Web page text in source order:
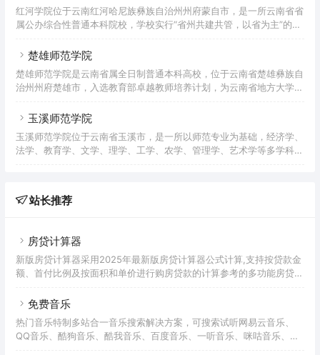
高、副高职称162人，具有硕士、博士学位184人。占地1382.16亩，总
建筑面积23万多平方米，馆藏图书102万多册（含电子图书），各类期
红河学院位于云南红河哈尼族彝族自治州州府蒙自市，是一所云南省省
属公办综合性普通本科院校，学校实行“省州共建共管，以省为主”的管
月，经教育部批准，由蒙自师范高等专科学校和云南广播电视大学红河
分校合并组建而成。截至2020年4月官网显示，学校占地1166余亩，
建筑面积33.53万平方米，教学行政用房18.08万平方米，固定资产
6.45亿元，教学科研仪器设备值9560.01万元，图书馆藏书100.78万
楚雄师范学院
楚雄师范学院是云南省属全日制普通本科高校，位于云南省楚雄彝族自
治州州府楚雄市，入选教育部卓越教师培养计划，为云南省地方大学应
师范专科学校。2000年，楚雄民族师范学校并入楚雄师范高等专科学
院。截至2021年3月，学院总占地面积415454平方米，教学、科研仪
器设备资产总值9719.43万元，馆藏纸质图书共960100册；设有14个
玉溪师范学院
玉溪师范学院位于云南省玉溪市，是一所以师范专业为基础，经济学、
法学、教育学、文学、理学、工学、农学、管理学、艺术学等多学科共
学校。1992年经原国家教育委员会批准，更名为玉溪师范高等专科学
站长推荐
房贷计算器
新版房贷计算器采用2025年最新版房贷计算器公式计算,支持按贷款金
额、首付比例及按面积和单价进行购房贷款的计算参考的多功能房贷计
贷款利率、首付、月供明细等提供计算参考。
免费音乐
热门音乐特制多站合一音乐搜索解决方案，可搜索试听网易云音乐、
QQ音乐、酷狗音乐、酷我音乐、百度音乐、一听音乐、咪咕音乐、荔